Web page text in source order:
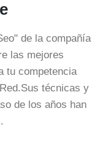
de la compañía
las mejores
tu competencia
Sus técnicas y
de los años han